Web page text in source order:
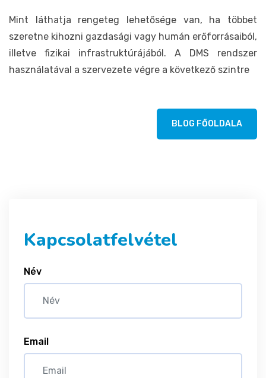
Mint láthatja rengeteg lehetősége van, ha többet
szeretne kihozni gazdasági vagy humán erőforrásaiból,
illetve fizikai infrastruktúrájából. A DMS rendszer
használatával a szervezete végre a következő szintre
BLOG FŐOLDALA
Kapcsolatfelvétel
Név
Email